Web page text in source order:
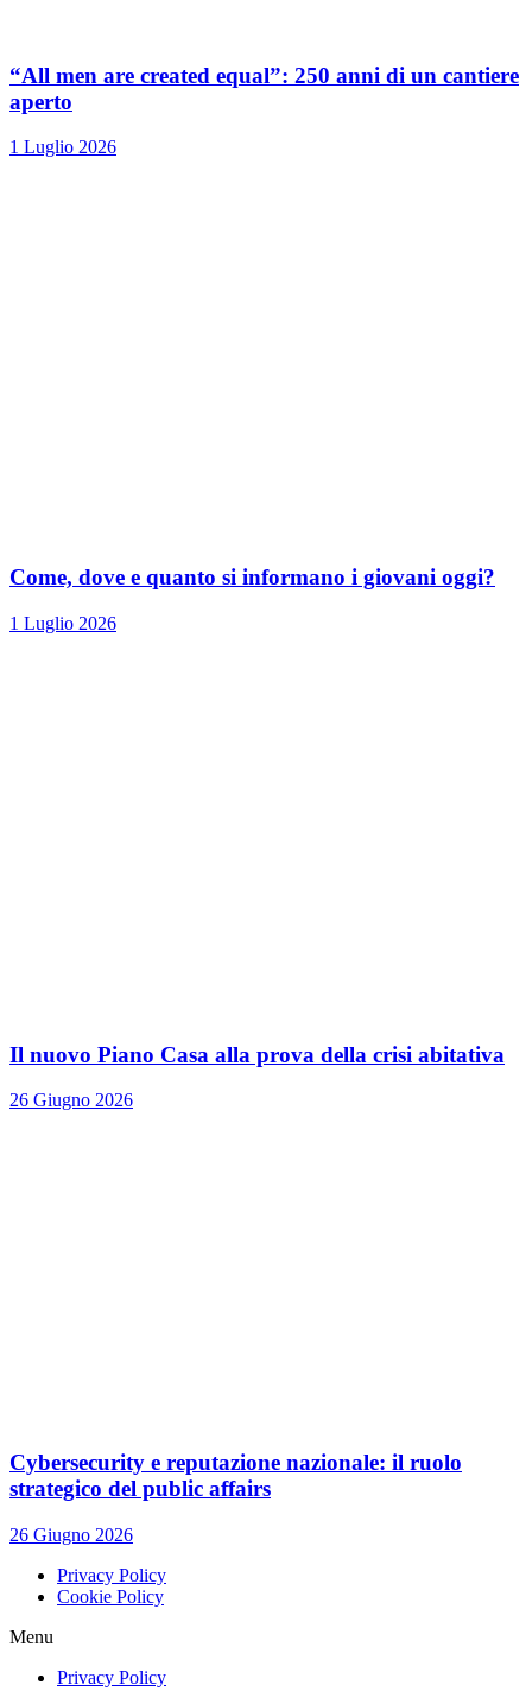
“All men are created equal”: 250 anni di un cantiere
aperto
1 Luglio 2026
Come, dove e quanto si informano i giovani oggi?
1 Luglio 2026
Il nuovo Piano Casa alla prova della crisi abitativa
26 Giugno 2026
Cybersecurity e reputazione nazionale: il ruolo
strategico del public affairs
26 Giugno 2026
Privacy Policy
Cookie Policy
Menu
Privacy Policy